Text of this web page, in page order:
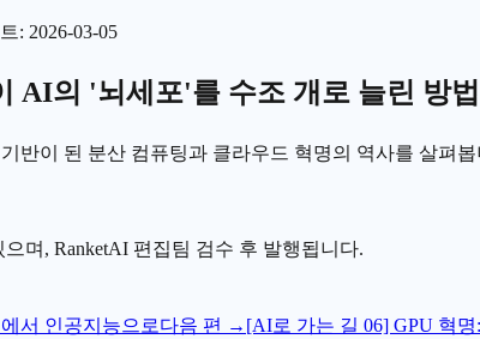
: 2026-03-05
AI의 '뇌세포'를 수조 개로 늘린 방법
반이 된 분산 컴퓨팅과 클라우드 혁명의 역사를 살펴
며, RanketAI 편집팀 검수 후 발행됩니다.
서 인공지능으로다음 편 → [AI로 가는 길 06] GPU 혁